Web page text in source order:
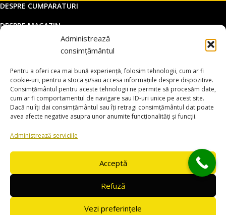
Administrează
consimțământul
Pentru a oferi cea mai bună experiență, folosim tehnologii, cum ar fi
cookie-uri, pentru a stoca și/sau accesa informațiile despre dispozitive.
Consimțământul pentru aceste tehnologii ne permite să procesăm date,
cum ar fi comportamentul de navigare sau ID-uri unice pe acest site.
Dacă nu îți dai consimțământul sau îți retragi consimțământul dat poate
avea afecte negative asupra unor anumite funcționalități și funcții.
Administrează serviciile
Acceptă
Refuză
Vezi preferințele
DESPRE CUMPARATURI
DESPRE MAGAZIN
© 2025 utilajemacao.ro. Toate drepturile rezervate
Magazin online dezvoltat dewww.smartsites.ro